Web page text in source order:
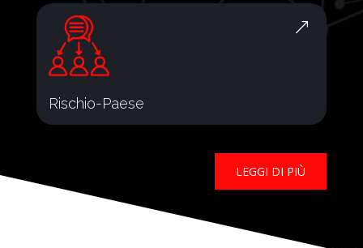
Rischio-Paese
&
LEGGI DI PIÙ